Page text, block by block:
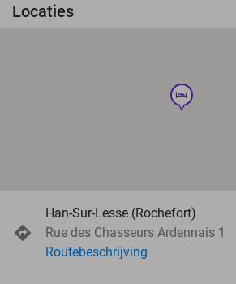
Locaties
hotel
Han-Sur-Lesse (Rochefort)
Rue des Chasseurs Ardennais 1
Routebeschrijving